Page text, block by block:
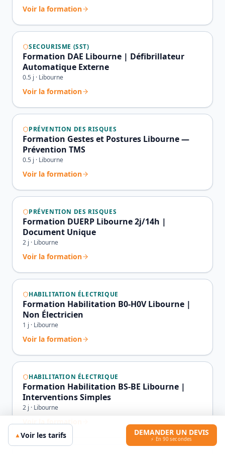
Voir la formation
SECOURISME (SST)
Formation DAE Libourne | Défibrillateur
Automatique Externe
0.5 j · Libourne
Voir la formation
PRÉVENTION DES RISQUES
Formation Gestes et Postures Libourne —
Prévention TMS
0.5 j · Libourne
Voir la formation
PRÉVENTION DES RISQUES
Formation DUERP Libourne 2j/14h |
Document Unique
2 j · Libourne
Voir la formation
HABILITATION ÉLECTRIQUE
Formation Habilitation B0-H0V Libourne |
Non Électricien
1 j · Libourne
Voir la formation
HABILITATION ÉLECTRIQUE
Formation Habilitation BS-BE Libourne |
Interventions Simples
2 j · Libourne
Voir la formation
▲Voir les tarifs DEMANDER UN DEVIS
⚡ En 90 secondes